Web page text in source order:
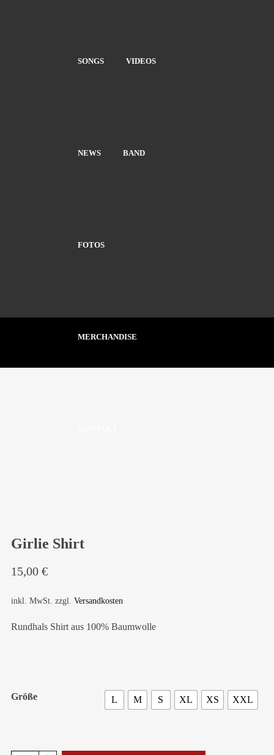
SONGS VIDEOS
NEWS BAND
FOTOS
MERCHANDISE
Girlie Shirt
15,00 €
inkl. MwSt. zzgl. Versandkosten
Rundhals Shirt aus 100% Baumwolle
Größe L M S XL XS XXL